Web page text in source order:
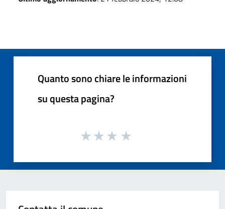
Quanto sono chiare le informazioni
su questa pagina?